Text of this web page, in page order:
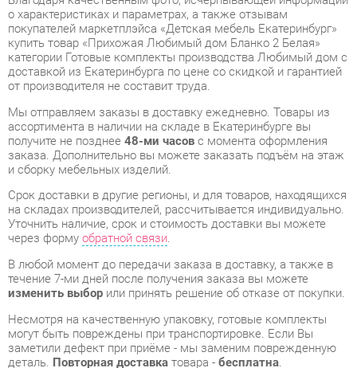
доставкой из Екатеринбурга по цене со скидкой и гарантией
от производителя не составит труда.
Мы отправляем заказы в доставку ежедневно. Товары из
ассортимента в наличии на складе в Екатеринбурге вы
получите не позднее48-ми часовс момента оформления
заказа. Дополнительно вы можете заказать подъём на этаж
и сборку мебельных изделий.
Срок доставки в другие регионы, и для товаров, находящихся
на складах производителей, рассчитывается индивидуально.
Уточнить наличие, срок и стоимость доставки вы можете
через формуобратной связи.
В любой момент до передачи заказа в доставку, а также в
течение 7-ми дней после получения заказа вы можете
изменить выборили принять решение об отказе от покупки.
Несмотря на качественную упаковку, готовые комплекты
могут быть повреждены при транспортировке. Если Вы
заметили дефект при приёме - мы заменим поврежденную
деталь.Повторная доставкатовара -бесплатна.
На всю мебель категории Готовые комплекты
распространяетсягарантия 1 год, а на некоторые модели – 2
года с момента приобретения.